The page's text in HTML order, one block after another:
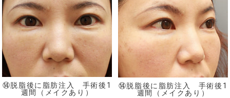
⑭脱脂後に脂肪注入 手術後1
週間（メイクあり）
⑭脱脂後に脂肪注入 手術後1
週間（メイクあり）